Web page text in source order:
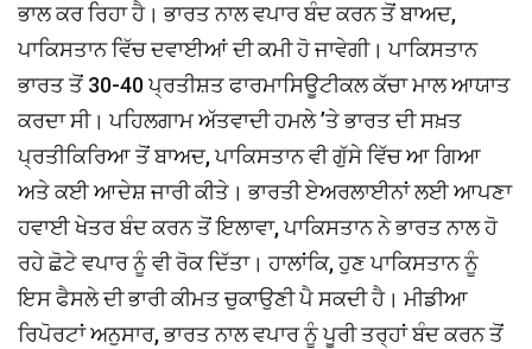
ਭਾਲ ਕਰ ਰਿਹਾ ਹੈ। ਭਾਰਤ ਨਾਲ ਵਪਾਰ ਬੰਦ ਕਰਨ ਤੋਂ ਬਾਅਦ,
ਪਾਕਿਸਤਾਨ ਵਿੱਚ ਦਵਾਈਆਂ ਦੀ ਕਮੀ ਹੋ ਜਾਵੇਗੀ। ਪਾਕਿਸਤਾਨ
ਭਾਰਤ ਤੋਂ 30-40 ਪ੍ਰਤੀਸ਼ਤ ਫਾਰਮਾਸਿਊਟੀਕਲ ਕੱਚਾ ਮਾਲ ਆਯਾਤ
ਕਰਦਾ ਸੀ। ਪਹਿਲਗਾਮ ਅੱਤਵਾਦੀ ਹਮਲੇ ’ਤੇ ਭਾਰਤ ਦੀ ਸਖ਼ਤ
ਪ੍ਰਤੀਕਿਰਿਆ ਤੋਂ ਬਾਅਦ, ਪਾਕਿਸਤਾਨ ਵੀ ਗੁੱਸੇ ਵਿੱਚ ਆ ਗਿਆ
ਅਤੇ ਕਈ ਆਦੇਸ਼ ਜਾਰੀ ਕੀਤੇ। ਭਾਰਤੀ ਏਅਰਲਾਈਨਾਂ ਲਈ ਆਪਣਾ
ਹਵਾਈ ਖੇਤਰ ਬੰਦ ਕਰਨ ਤੋਂ ਇਲਾਵਾ, ਪਾਕਿਸਤਾਨ ਨੇ ਭਾਰਤ ਨਾਲ ਹੋ
ਰਹੇ ਛੋਟੇ ਵਪਾਰ ਨੂੰ ਵੀ ਰੋਕ ਦਿੱਤਾ। ਹਾਲਾਂਕਿ, ਹੁਣ ਪਾਕਿਸਤਾਨ ਨੂੰ
ਇਸ ਫੈਸਲੇ ਦੀ ਭਾਰੀ ਕੀਮਤ ਚੁਕਾਉਣੀ ਪੈ ਸਕਦੀ ਹੈ। ਮੀਡੀਆ
ਰਿਪੋਰਟਾਂ ਅਨੁਸਾਰ, ਭਾਰਤ ਨਾਲ ਵਪਾਰ ਨੂੰ ਪੂਰੀ ਤਰ੍ਹਾਂ ਬੰਦ ਕਰਨ ਤੋਂ